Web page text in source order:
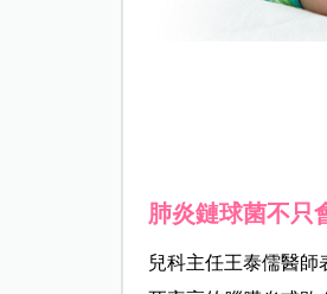
肺炎鏈球菌不只
兒科主任王泰儒醫